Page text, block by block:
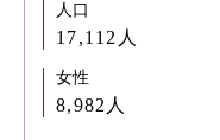
人口
17,112人
女性
8,982人